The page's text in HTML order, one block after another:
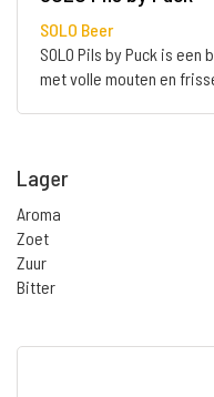
SOLO Beer
SOLO Pils by Puck is
met volle mouten en
Lager
Aroma
Zoet
Zuur
Bitter